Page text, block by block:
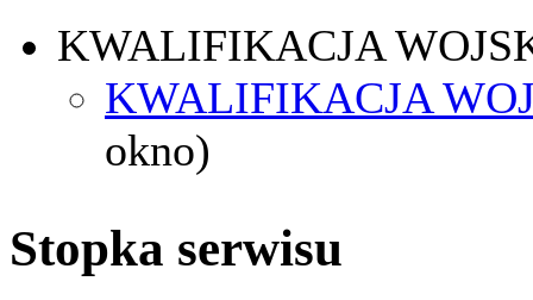
KWALIFIKACJA
KWALIFIKACJA
okno)
Stopka serwisu